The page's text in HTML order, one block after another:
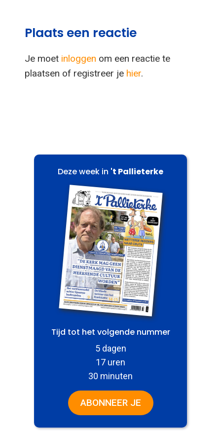
Plaats een reactie
Je moet inloggen om een reactie te
plaatsen of registreer je hier.
Deze week in 't Pallieterke
Tijd tot het volgende nummer
5 dagen
17 uren
30 minuten
ABONNEER JE